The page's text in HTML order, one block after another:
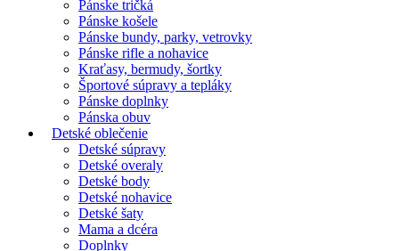
Pánske tričká
Pánske košele
Pánske bundy, parky, vetrovky
Pánske rifle a nohavice
Kraťasy, bermudy, šortky
Športové súpravy a tepláky
Pánske doplnky
Pánska obuv
Detské oblečenie
Detské súpravy
Detské overaly
Detské body
Detské nohavice
Detské šaty
Mama a dcéra
Doplnky